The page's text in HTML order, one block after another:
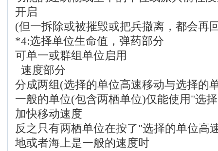
开启
(但一拆除或被摧毁或把兵撤离，都会再
*4:选择单位生命值，弹药部分
可单一或群组单位启用
速度部分
分成两组(选择的单位高速移动与选择的
一般的单位(包含两栖单位)仅能使用"选
加快移动速度
反之只有两栖单位在按了"选择的单位高
地或者海上是一般的速度时